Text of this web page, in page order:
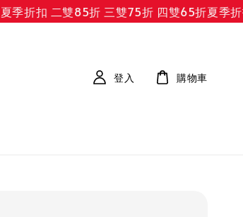
折扣 二雙85折 三雙75折 四雙65折夏季折扣
登入 購物車